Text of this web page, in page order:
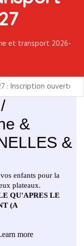
et transport 2026-
: Inscription ouverte